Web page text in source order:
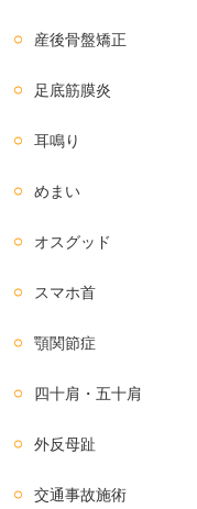
産後骨盤矯正
足底筋膜炎
耳鳴り
めまい
オスグッド
スマホ首
顎関節症
四十肩・五十肩
外反母趾
交通事故施術